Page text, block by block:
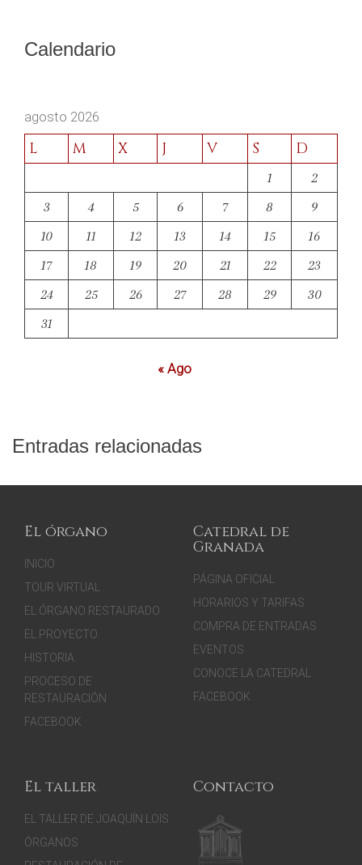
Calendario
agosto 2026
L M X J V S D
1
2
3
4 5 6 7 8
9
10
11 12 13 14 15
16
17
18 19 20 21 22
23
24
25 26 27 28 29
30
31
« Ago
Entradas relacionadas
El órgano
INICIO
TOUR VIRTUAL
EL ÓRGANO RESTAURADO
EL PROYECTO
HISTORIA
PROCESO DE
RESTAURACIÓN
FACEBOOK
Catedral de
Granada
PÁGINA OFICIAL
HORARIOS Y TARIFAS
COMPRA DE ENTRADAS
EVENTOS
CONOCE LA CATEDRAL
FACEBOOK
El taller
EL TALLER DE JOAQUÍN LOIS
ÓRGANOS
Contacto